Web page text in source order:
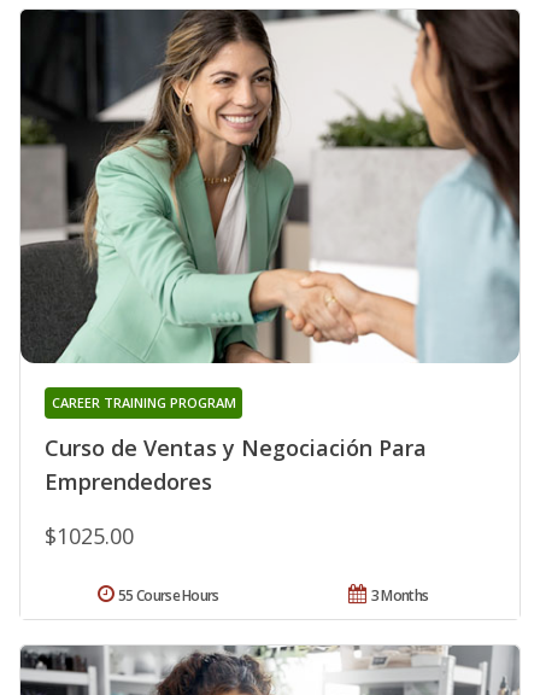
Curso de Ventas y Negociación Para
Emprendedores
CAREER TRAINING PROGRAM
$1025.00
3 Months
55 Course Hours